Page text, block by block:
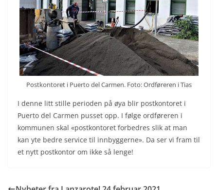
Postkontoret i Puerto del Carmen. Foto: Ordføreren i Tias
I denne litt stille perioden på øya blir postkontoret i
Puerto del Carmen pusset opp. I følge ordføreren i
kommunen skal «postkontoret forbedres slik at man
kan yte bedre service til innbyggerne». Da ser vi fram til
et nytt postkontor om ikke så lenge!